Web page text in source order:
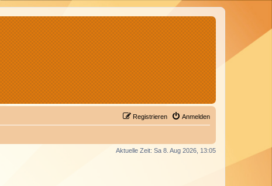
Anmelden
Registrieren
Aktuelle Zeit: Sa 8. Aug 2026, 13:05